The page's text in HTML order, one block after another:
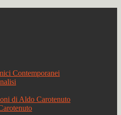
Contemporanei
di Aldo Carotenuto